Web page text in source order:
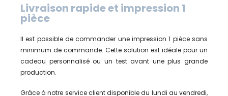
Livraison rapide et impression 1
pièce
Il est possible de commander une impression 1 pièce sans
minimum de commande. Cette solution est idéale pour un
cadeau personnalisé ou un test avant une plus grande
production.
Grâce à notre service client disponible du lundi au vendredi,